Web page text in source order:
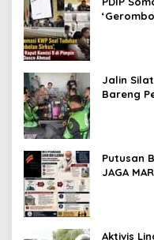
Jalin
Bareng
Putusan
JAGA
Aktivis